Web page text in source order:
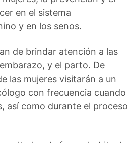
en el sistema
y en los senos.
de brindar atención a las
y el parto. De
las mujeres visitarán a un
con frecuencia cuando
así como durante el proceso